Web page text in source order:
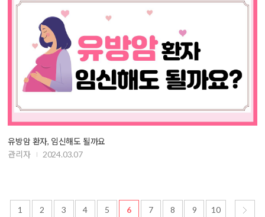
유방암 환자, 임신해도 될까요
관리자
2024.03.07
1 2 3 4 5 6 7 8 9 10